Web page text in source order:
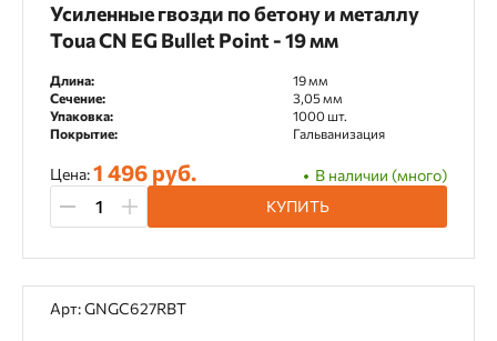
Усиленные гвозди по бетону и металлу
Toua CN EG Bullet Point - 19 мм
Длина:
19 мм
Сечение:
3,05 мм
Упаковка:
1000 шт.
Покрытие:
Гальванизация
Цена:1 496 руб.
В наличии (много)
КУПИТЬ
Арт: GNGC627RBT